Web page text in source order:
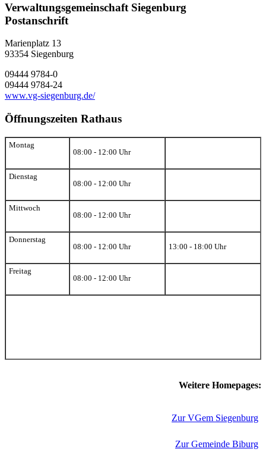
Verwaltungsgemeinschaft Siegenburg
Postanschrift
Marienplatz 13
93354 Siegenburg
09444 9784-0
09444 9784-24
www.vg-siegenburg.de/
Öffnungszeiten Rathaus
Montag
08:00 - 12:00 Uhr
Dienstag
08:00 - 12:00 Uhr
Mittwoch
08:00 - 12:00 Uhr
Donnerstag
08:00 - 12:00 Uhr
13:00 - 18:00 Uhr
Freitag
08:00 - 12:00 Uhr
Weitere Homepages:
Zur VGem Siegenburg
Zur Gemeinde Biburg